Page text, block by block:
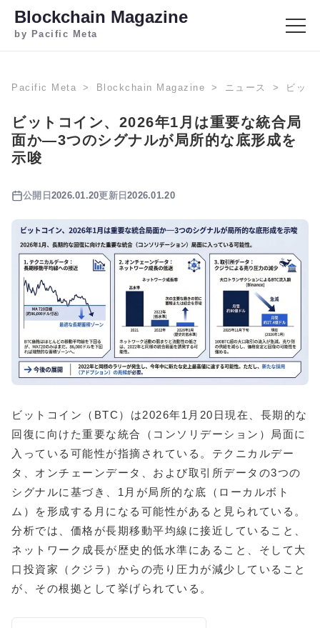
Blockchain Magazine
by Pacific Meta
Pacific Meta Blockchain Magazine ニュース ビッ
ビットコイン、2026年1月は重要な統合局
面か―3つのシグナルが局所的な底形成を
示唆
公開日 2026.01.20更新日2026.01.20
ビットコイン（BTC）は2026年1月20日現在、長期的な
回復に向けた重要な統合（コンソリデーション）局面に
入っている可能性が指摘されている。テクニカルデー
タ、オンチェーンデータ、および取引所データの3つの
シグナルに基づき、1月が局所的な底（ローカルボト
ム）を形成する月になる可能性があると見られている。
分析では、価格が長期移動平均線に接近していること、
ネットワーク成長が歴史的低水準にあること、そして大
口投資家（クジラ）からの売り圧力が減少していること
が、その根拠として挙げられている。